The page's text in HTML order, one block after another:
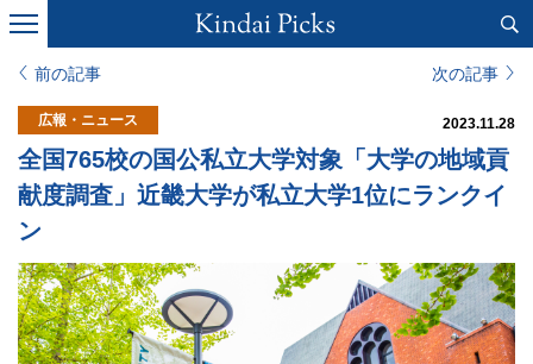
前の記事 次の記事
広報・ニュース 2023.11.28
全国765校の国公私立大学対象「大学の地域貢
献度調査」近畿大学が私立大学1位にランクイ
ン